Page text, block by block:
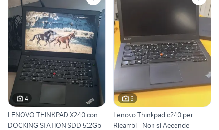
4
LENOVO THINKPAD X240 con
DOCKING STATION SDD 512Gb
6
Lenovo Thinkpad c240 per
Ricambi - Non si Accende